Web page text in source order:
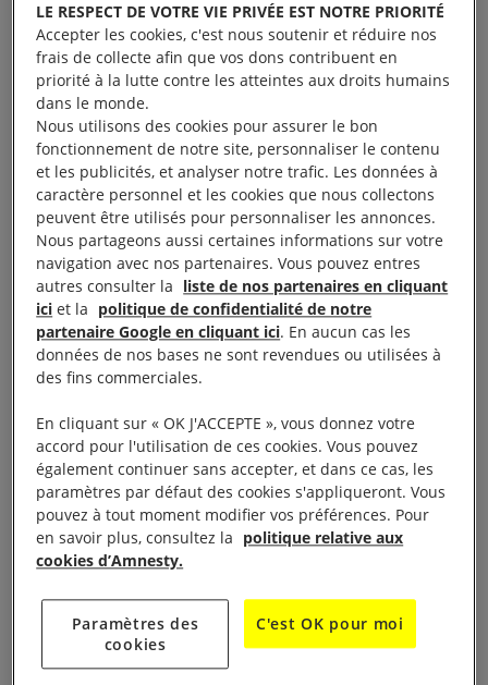
Thé workers cup – Festival Caméras Rebelles d’AI
Rennes 7ème édition l’esclavage moderne
Projection de film à 20h au Ciné T-N-B, 1 rue St
Hélier, 35000 Rennes Dans le cadre du Festival
Caméras Rebelles.
rebelles
Le Festival vise à sensibiliser à l’actualité des droits
humains à travers le cinéma. Cette 7ème édition a
pour thème l’esclavage moderne, sous ses multiples
mendicité forcée, exploitation ouvrière ou
domestique… « The workers cup » Film
LE RESPECT DE VOTRE VIE PRIVÉE EST NOTRE PRIORITÉ
Accepter les cookies, c'est nous soutenir et réduire nos
frais de collecte afin que vos dons contribuent en
priorité à la lutte contre les atteintes aux droits humains
dans le monde.
Nous utilisons des cookies pour assurer le bon
fonctionnement de notre site, personnaliser le contenu
et les publicités, et analyser notre trafic. Les données à
caractère personnel et les cookies que nous collectons
peuvent être utilisés pour personnaliser les annonces.
Nous partageons aussi certaines informations sur votre
navigation avec nos partenaires. Vous pouvez entres
autres consulter la liste de nos partenaires en cliquant
ici et la politique de confidentialité de notre
partenaire Google en cliquant ici. En aucun cas les
données de nos bases ne sont revendues ou utilisées à
des fins commerciales.
En cliquant sur « OK J'ACCEPTE », vous donnez votre
accord pour l'utilisation de ces cookies. Vous pouvez
également continuer sans accepter, et dans ce cas, les
paramètres par défaut des cookies s'appliqueront. Vous
pouvez à tout moment modifier vos préférences. Pour
en savoir plus, consultez la politique relative aux
cookies d’Amnesty.
Paramètres des
cookies
C'est OK pour moi